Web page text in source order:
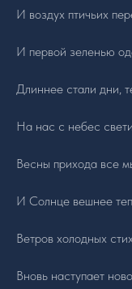
И воздух птичьих
И первой зеленью
Длиннее стали дни,
На нас с небес
Весны прихода все
И Солнце вешнее
Ветров холодных
Вновь наступает